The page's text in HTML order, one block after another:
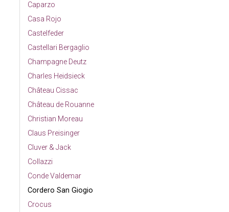
Caparzo
Casa Rojo
Castelfeder
Castellari Bergaglio
Champagne Deutz
Charles Heidsieck
Château Cissac
Château de Rouanne
Christian Moreau
Claus Preisinger
Cluver & Jack
Collazzi
Conde Valdemar
Cordero San Giogio
Crocus